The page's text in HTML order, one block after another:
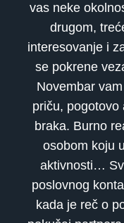
vas neke
drugom,
interesovanje i
se pokrene
Novembar
priču, pogotovo
braka. Burno
osobom koju
aktivnosti…
poslovnog
kada je reč o